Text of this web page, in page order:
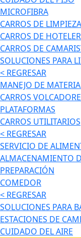
MICROFIBRA
CARROS DE LIMPIEZA
CARROS DE
CARROS DE
SOLUCIONES PARA
< REGRESAR
MANEJO DE
CARROS
PLATAFORMAS
CARROS UTILITARIOS
< REGRESAR
SERVICIO DE
ALMACENAMIENTO
PREPARACIÓN
COMEDOR
< REGRESAR
SOLUCIONES PARA
ESTACIONES DE
CUIDADO DEL AIRE